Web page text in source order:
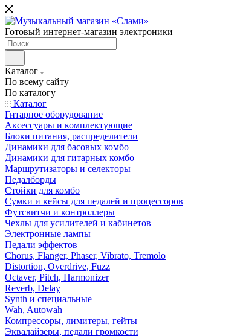
Готовый интернет-магазин электроники
Каталог
По всему сайту
По каталогу
Каталог
Гитарное оборудование
Аксессуары и комплектующие
Блоки питания, распределители
Динамики для басовых комбо
Динамики для гитарных комбо
Маршрутизаторы и селекторы
Педалборды
Стойки для комбо
Сумки и кейсы для педалей и процессоров
Футсвитчи и контроллеры
Чехлы для усилителей и кабинетов
Электронные лампы
Педали эффектов
Chorus, Flanger, Phaser, Vibrato, Tremolo
Distortion, Overdrive, Fuzz
Octaver, Pitch, Harmonizer
Reverb, Delay
Synth и специальные
Wah, Autowah
Компрессоры, лимитеры, гейты
Эквалайзеры, педали громкости